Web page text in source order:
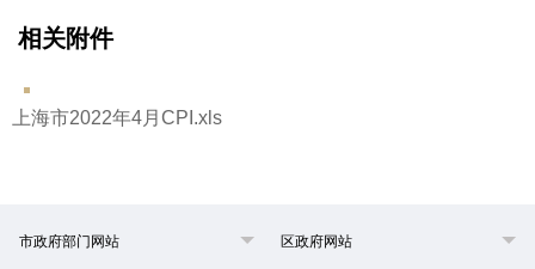
相关附件
上海市2022年4月CPI.xls
市政府部门网站 区政府网站